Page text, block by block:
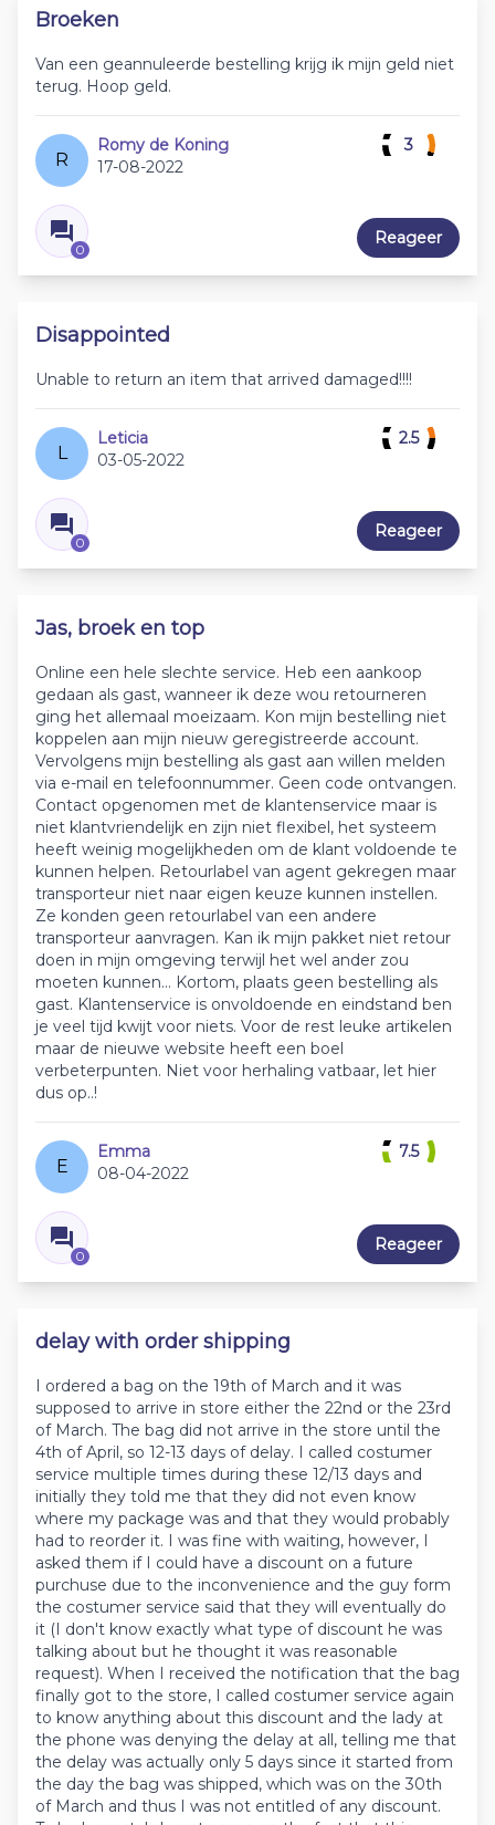
Broeken
Van een geannuleerde bestelling krijg ik mijn geld niet
terug. Hoop geld.
R
Romy de Koning
17-08-2022
0
3
Reageer
Disappointed
Unable to return an item that arrived damaged!!!!
L
Leticia
03-05-2022
0
2.5
Reageer
Jas, broek en top
Online een hele slechte service. Heb een aankoop
gedaan als gast, wanneer ik deze wou retourneren
ging het allemaal moeizaam. Kon mijn bestelling niet
koppelen aan mijn nieuw geregistreerde account.
Vervolgens mijn bestelling als gast aan willen melden
via e-mail en telefoonnummer. Geen code ontvangen.
Contact opgenomen met de klantenservice maar is
niet klantvriendelijk en zijn niet flexibel, het systeem
heeft weinig mogelijkheden om de klant voldoende te
kunnen helpen. Retourlabel van agent gekregen maar
transporteur niet naar eigen keuze kunnen instellen.
Ze konden geen retourlabel van een andere
transporteur aanvragen. Kan ik mijn pakket niet retour
doen in mijn omgeving terwijl het wel ander zou
moeten kunnen... Kortom, plaats geen bestelling als
gast. Klantenservice is onvoldoende en eindstand ben
je veel tijd kwijt voor niets. Voor de rest leuke artikelen
maar de nieuwe website heeft een boel
verbeterpunten. Niet voor herhaling vatbaar, let hier
dus op..!
E
Emma
08-04-2022
0
7.5
Reageer
delay with order shipping
I ordered a bag on the 19th of March and it was
supposed to arrive in store either the 22nd or the 23rd
of March. The bag did not arrive in the store until the
4th of April, so 12-13 days of delay. I called costumer
service multiple times during these 12/13 days and
initially they told me that they did not even know
where my package was and that they would probably
had to reorder it. I was fine with waiting, however, I
asked them if I could have a discount on a future
purchuse due to the inconvenience and the guy form
the costumer service said that they will eventually do
it (I don't know exactly what type of discount he was
talking about but he thought it was reasonable
request). When I received the notification that the bag
finally got to the store, I called costumer service again
to know anything about this discount and the lady at
the phone was denying the delay at all, telling me that
the delay was actually only 5 days since it started from
the day the bag was shipped, which was on the 30th
of March and thus I was not entitled of any discount.